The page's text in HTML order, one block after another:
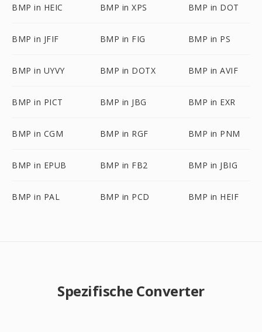
BMP in HEIC BMP in XPS BMP in DOT
BMP in JFIF BMP in FIG BMP in PS
BMP in UYVY BMP in DOTX BMP in AVIF
BMP in PICT BMP in JBG BMP in EXR
BMP in CGM BMP in RGF BMP in PNM
BMP in EPUB BMP in FB2 BMP in JBIG
BMP in PAL BMP in PCD BMP in HEIF
Spezifische Converter